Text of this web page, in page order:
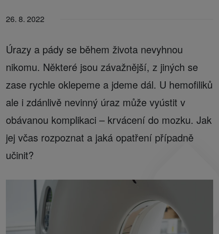
26. 8. 2022
Úrazy a pády se během života nevyhnou
nikomu. Některé jsou závažnější, z jiných se
zase rychle oklepeme a jdeme dál. U hemofiliků
ale i zdánlivě nevinný úraz může vyústit v
obávanou komplikaci – krvácení do mozku. Jak
jej včas rozpoznat a jaká opatření případně
učinit?